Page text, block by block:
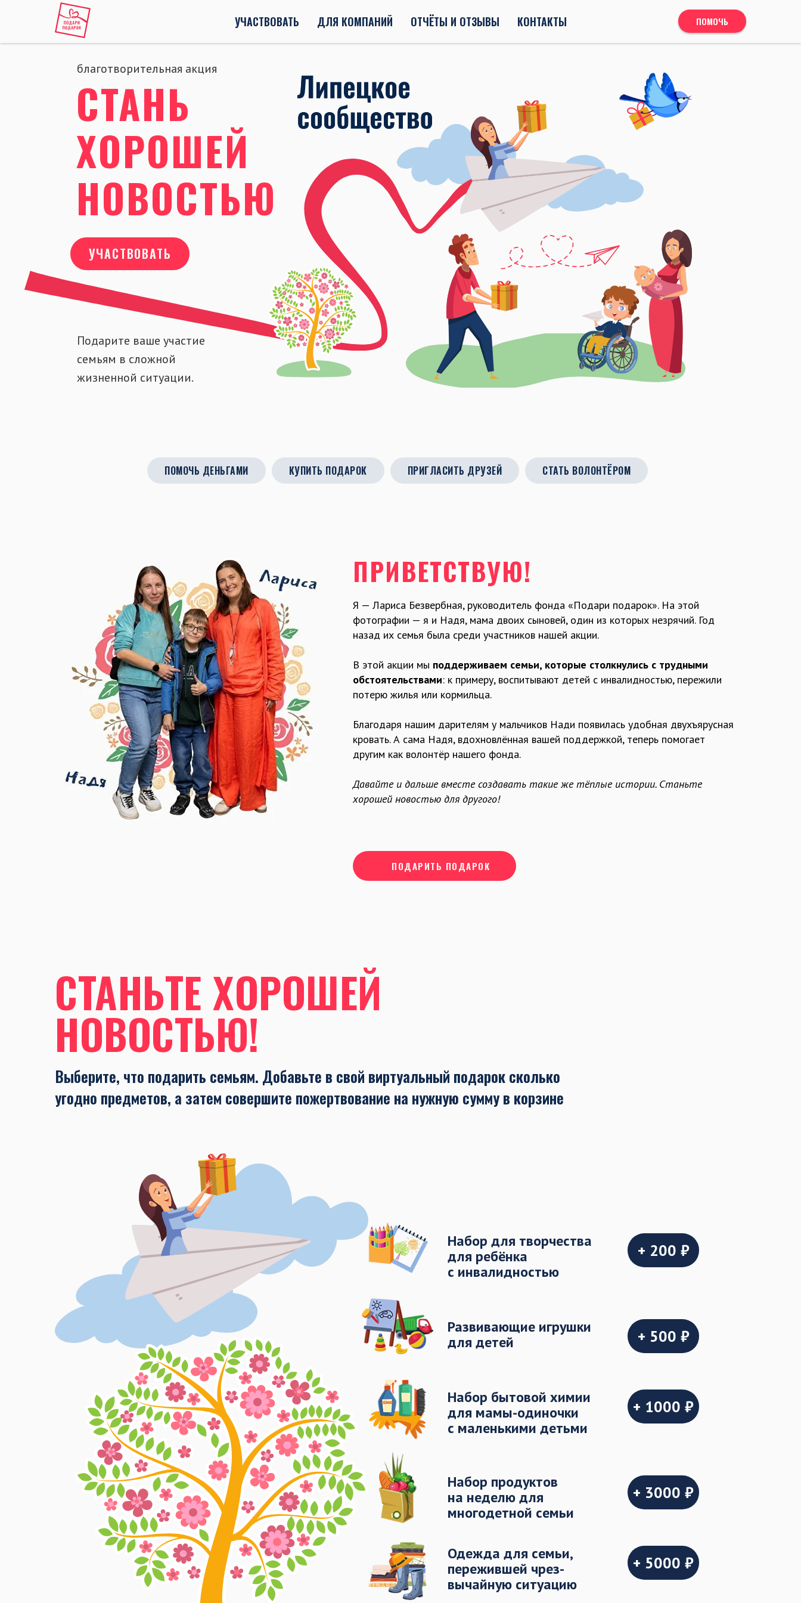
УЧАСТВОВАТЬ ДЛЯ КОМПАНИЙ ОТЧЁТЫ И ОТЗЫВЫ КОНТАКТЫ ПОМОЧЬ
СТАНЬ
ХОРОШЕЙ
НОВОСТЬЮ
благотворительная акция
Подарите ваше участие
семьям в сложной
жизненной ситуации.
УЧАСТВОВАТЬ
ПОМОЧЬ ДЕНЬГАМИ КУПИТЬ ПОДАРОК ПРИГЛАСИТЬ ДРУЗЕЙ СТАТЬ ВОЛОНТЁРОМ
ПРИВЕТСТВУЮ!
Я — Лариса Безвербная, руководитель фонда «Подари подарок». На этой
фотографии — я и Надя, мама двоих сыновей, один из которых незрячий. Год
назад их семья была среди участников нашей акции.
В этой акции мы поддерживаем семьи, которые столкнулись с трудными
обстоятельствами: к примеру, воспитывают детей с инвалидностью, пережили
потерю жилья или кормильца.
Благодаря нашим дарителям у мальчиков Нади появилась удобная двухъярусная
кровать. А сама Надя, вдохновлённая вашей поддержкой, теперь помогает
другим как волонтёр нашего фонда.
Давайте и дальше вместе создавать такие же тёплые истории. Станьте
хорошей новостью для другого!
ПОДАРИТЬ ПОДАРОК
СТАНЬТЕ ХОРОШЕЙ
НОВОСТЬЮ!
Выберите, что подарить семьям. Добавьте в свой виртуальный подарок сколько
угодно предметов, а затем совершите пожертвование на нужную сумму в корзине
Набор для творчества
для ребёнка
с инвалидностью
Развивающие игрушки
для детей
Набор бытовой химии
для мамы-одиночки
с маленькими детьми
Набор продуктов
на неделю для
многодетной семьи
Одежда для семьи,
пережившей чрез-
вычайную ситуацию
+ 5000 ₽
+ 3000 ₽
+ 1000 ₽
+ 500 ₽
+ 200 ₽